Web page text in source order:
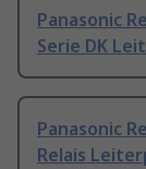
Panasonic
Serie DK
Panasonic
Relais